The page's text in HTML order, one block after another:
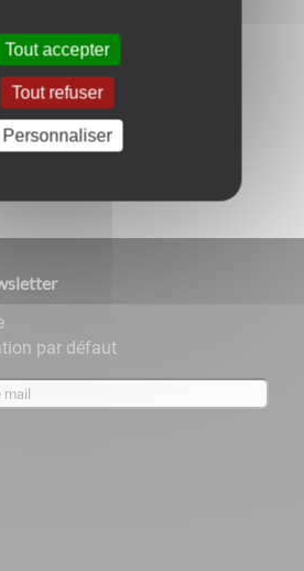
aux évènements
par défaut
Tout accepter
Tout refuser
Personnaliser